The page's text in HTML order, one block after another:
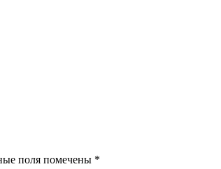
поля помечены *